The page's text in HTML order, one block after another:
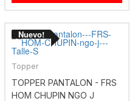
Topper
TOPPER PANTALON - FRS
HOM CHUPIN NGO J